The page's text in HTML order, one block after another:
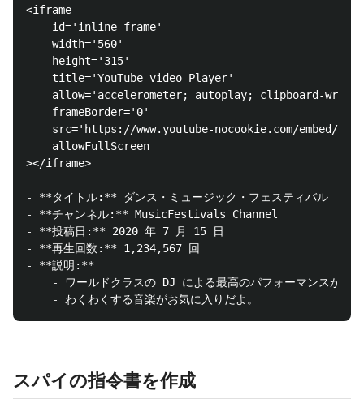
<iframe
    id='inline-frame'
    width='560'
    height='315'
    title='YouTube video Player'
allow='accelerometer; autoplay; clipboard-
    frameBorder='0'
src='https://www.youtube-nocookie.com/embed/
></iframe>
- **タイトル:**
-
**チャンネル:**
-
**投稿日:**
-
**再生回数:**
-
**説明:**
    -
    -
スパイの指令書を作成